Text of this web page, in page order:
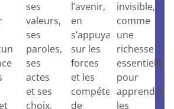
ses
valeurs,
ses
paroles,
ses
actes
et ses
choix,
l’avenir,
en
s’appuyant
sur les
forces
et les
compétences
de
invisible,
comme
une
richesse
essentielle
pour
apprendre
les